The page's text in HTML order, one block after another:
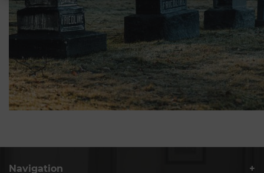
Navigation